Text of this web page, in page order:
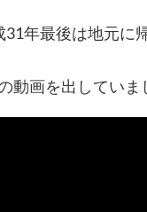
年最後は地元に
動画を出していま